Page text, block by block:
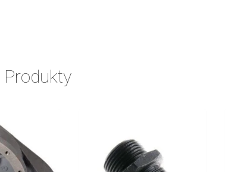
Produkty